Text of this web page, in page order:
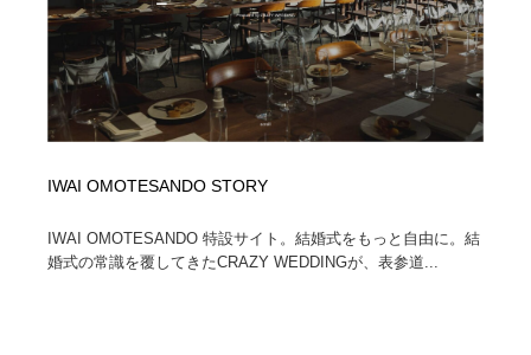
IWAI OMOTESANDO STORY
IWAI OMOTESANDO 特設サイト。結婚式をもっと自由に。結
婚式の常識を覆してきたCRAZY WEDDINGが、表参道...